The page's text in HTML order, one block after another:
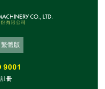
繁體版
註冊